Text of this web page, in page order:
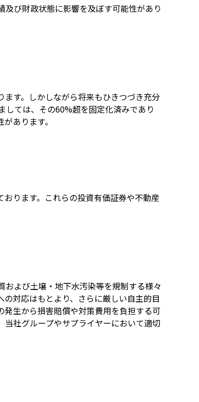
び財政状態に影響を及ぼす可能性があり
す。しかしながら将来もひきつづき充分
ては、その60%超を固定化済みであり
あります。
ります。これらの投資有価証券や不動産
よび土壌・地下水汚染等を規制する様々
対応はもとより、さらに厳しい自主的目
生から損害賠償や対策費用を負担する可
社グループやサプライヤーにおいて適切